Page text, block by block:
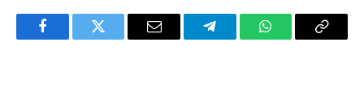
FacebookTwitter Email TelegramWhatsAppCopy